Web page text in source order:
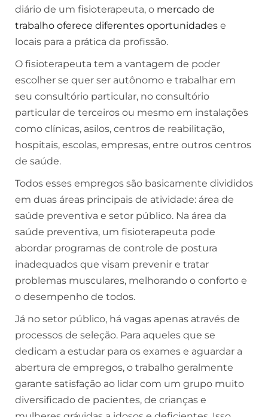
diário de um fisioterapeuta, o mercado de
trabalho oferece diferentes oportunidades e
locais para a prática da profissão.
O fisioterapeuta tem a vantagem de poder
escolher se quer ser autônomo e trabalhar em
seu consultório particular, no consultório
particular de terceiros ou mesmo em instalações
como clínicas, asilos, centros de reabilitação,
hospitais, escolas, empresas, entre outros centros
de saúde.
Todos esses empregos são basicamente divididos
em duas áreas principais de atividade: área de
saúde preventiva e setor público. Na área da
saúde preventiva, um fisioterapeuta pode
abordar programas de controle de postura
inadequados que visam prevenir e tratar
problemas musculares, melhorando o conforto e
o desempenho de todos.
Já no setor público, há vagas apenas através de
processos de seleção. Para aqueles que se
dedicam a estudar para os exames e aguardar a
abertura de empregos, o trabalho geralmente
garante satisfação ao lidar com um grupo muito
diversificado de pacientes, de crianças e